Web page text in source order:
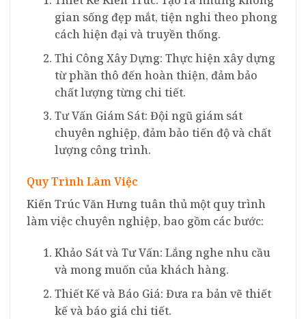
gian sống đẹp mắt, tiện nghi theo phong
cách hiện đại và truyền thống.
Thi Công Xây Dựng: Thực hiện xây dựng
từ phần thô đến hoàn thiện, đảm bảo
chất lượng từng chi tiết.
Tư Vấn Giám Sát: Đội ngũ giám sát
chuyên nghiệp, đảm bảo tiến độ và chất
lượng công trình.
Quy Trình Làm Việc
Kiến Trúc Văn Hưng tuân thủ một quy trình
làm việc chuyên nghiệp, bao gồm các bước:
Khảo Sát và Tư Vấn: Lắng nghe nhu cầu
và mong muốn của khách hàng.
Thiết Kế và Báo Giá: Đưa ra bản vẽ thiết
kế và báo giá chi tiết.